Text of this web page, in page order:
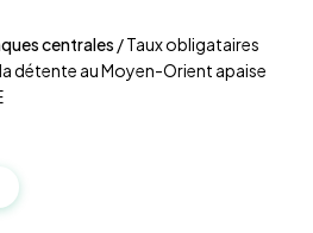
centrales /Taux obligataires
détente au Moyen-Orient apaise